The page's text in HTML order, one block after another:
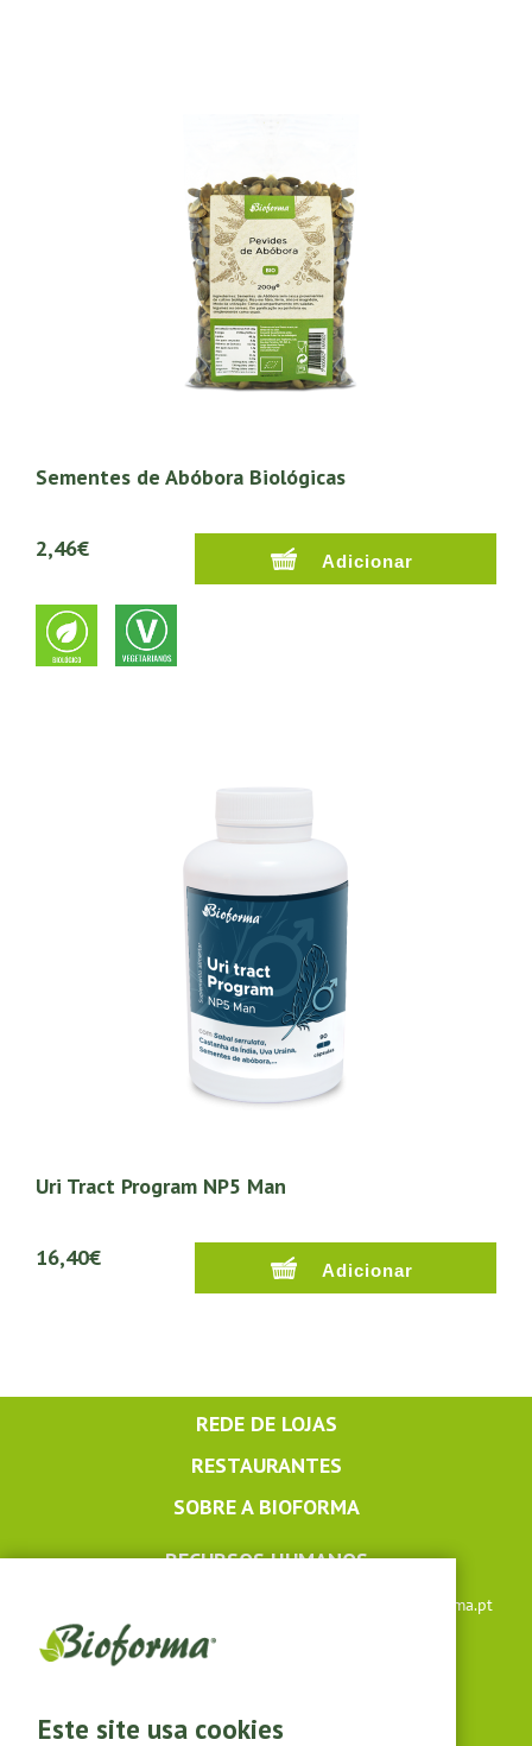
Este site usa cookies
Sementes de Abóbora Biológicas
2,46€
Uri Tract Program NP5 Man
16,40€
REDE DE LOJAS
RESTAURANTES
SOBRE A BIOFORMA
RECURSOS HUMANOS
lojaonline@bioforma.pt
(dias úteis das 8h30 às 13h e das 14h às 17h30)